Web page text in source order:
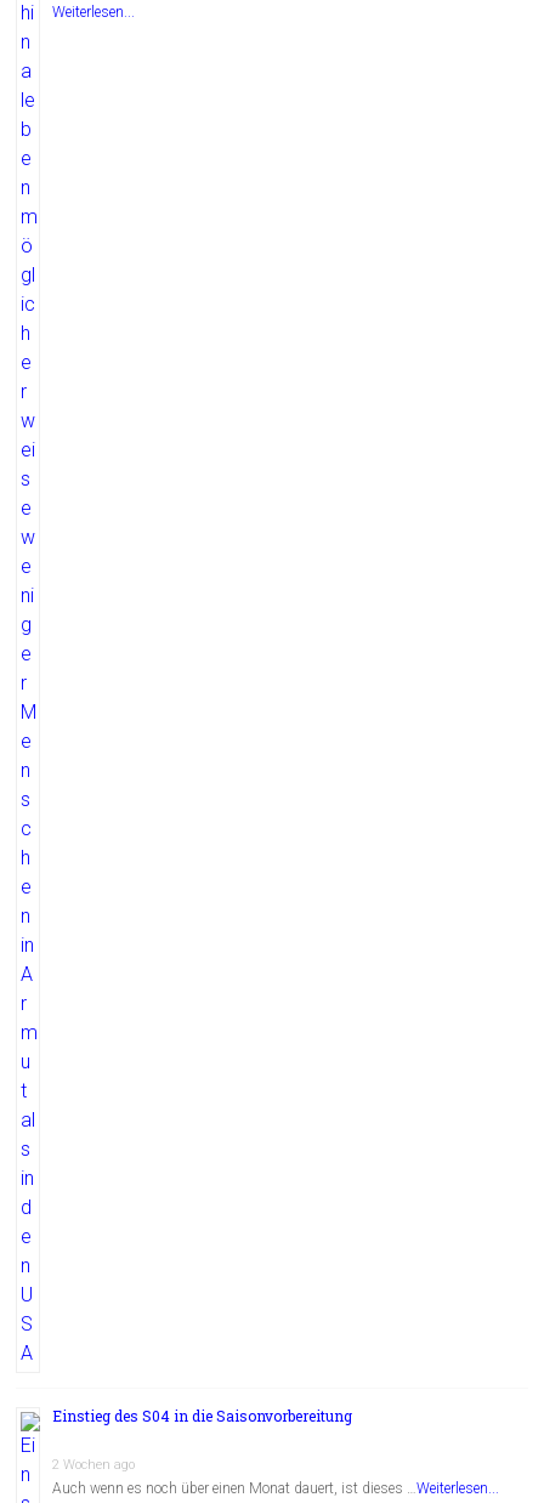
Weiterlesen...
Einstieg des S04 in die Saisonvorbereitung
2 Wochen ago
Auch wenn es noch über einen Monat dauert, ist dieses …Weiterlesen...